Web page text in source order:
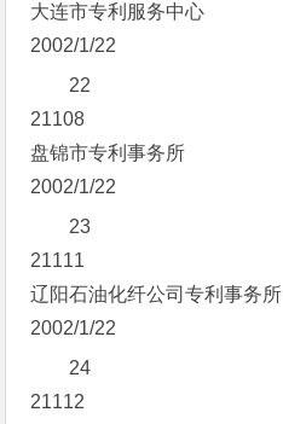
大连市专利服务中心
2002/1/22
22
21108
盘锦市专利事务所
2002/1/22
23
21111
辽阳石油化纤公司专利事务所
2002/1/22
24
21112